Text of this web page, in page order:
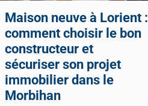
Maison neuve à Lorient :
comment choisir le bon
constructeur et
sécuriser son projet
immobilier dans le
Morbihan